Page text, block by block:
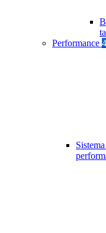
Performance 4